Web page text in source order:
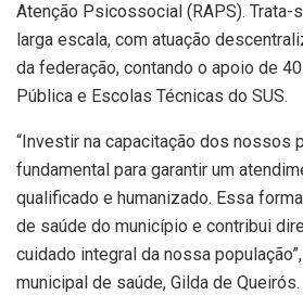
Atenção Psicossocial (RAPS). Trata-
larga escala, com atuação
da federação, contando o apoio de
Pública e Escolas Técnicas do SUS.
“Investir na capacitação dos nossos
fundamental para garantir um
qualificado e humanizado. Essa
de saúde do município e contribui
cuidado integral da nossa
municipal de saúde, Gilda de Queirós.